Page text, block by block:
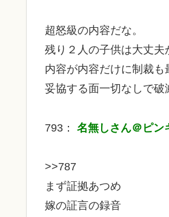
超怒級の内容だな。
残り２人の子供は大丈夫
内容が内容だけに制裁
妥協する面一切なしで破
793： 名無しさん＠ピン
>>787
まず証拠あつめ
嫁の証言の録音